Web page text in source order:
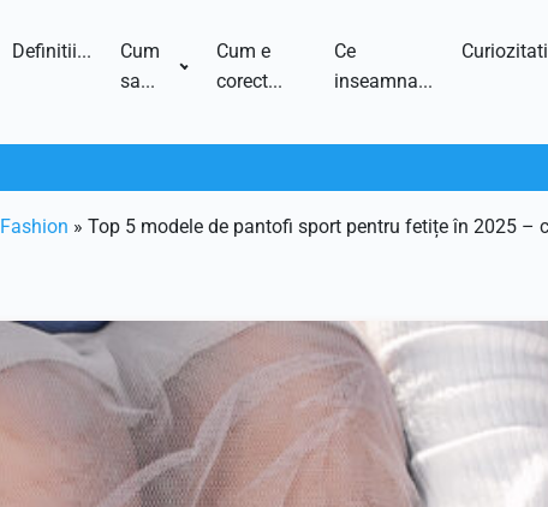
Definitii...
Cum
sa...
Cum e
corect...
Ce
inseamna...
Fashion » Top 5 modele de pantofi sport pentru fetițe în 2025 –